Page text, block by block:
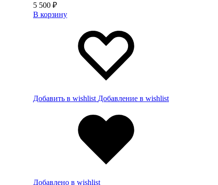
5 500 ₽
В корзину
Добавить в wishlist Добавление в wishlist
Добавлено в wishlist